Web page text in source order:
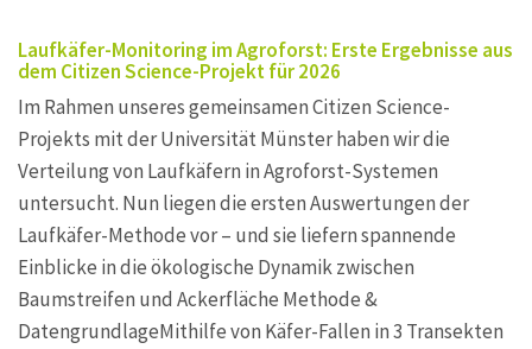
Laufkäfer-Monitoring im Agroforst: Erste Ergebnisse aus
dem Citizen Science-Projekt für 2026
Im Rahmen unseres gemeinsamen Citizen Science-
Projekts mit der Universität Münster haben wir die
Verteilung von Laufkäfern in Agroforst-Systemen
untersucht. Nun liegen die ersten Auswertungen der
Laufkäfer-Methode vor – und sie liefern spannende
Einblicke in die ökologische Dynamik zwischen
Baumstreifen und Ackerfläche Methode &
DatengrundlageMithilfe von Käfer-Fallen in 3 Transekten